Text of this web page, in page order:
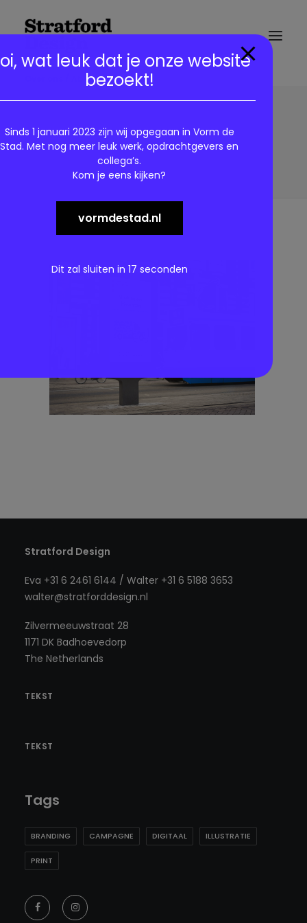
Over ons / About us
2 ASD-Duurzaam020.abri1
Gemeente Amsterdam – Subsidie campagne
Duurzaam020
2 ASD-Duurzaam020.abri1
Stratford Design
Eva +31 6 2461 6144 / Walter +31 6 5188 3653
walter@stratforddesign.nl
Zilvermeeuwstraat 28
1171 DK Badhoevedorp
The Netherlands
TEKST
TEKST
Tags
BRANDING CAMPAGNE DIGITAAL ILLUSTRATIE
PRINT
wat leuk dat je onze website
bezoekt!
Sinds 1 januari 2023 zijn wij opgegaan in Vorm de
Stad. Met nog meer leuk werk, opdrachtgevers en
collega’s.
Kom je eens kijken?
vormdestad.nl
Dit zal sluiten in 17 seconden